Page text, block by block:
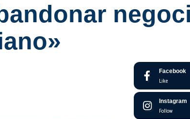
Facebook
Like
Instagram
Follow